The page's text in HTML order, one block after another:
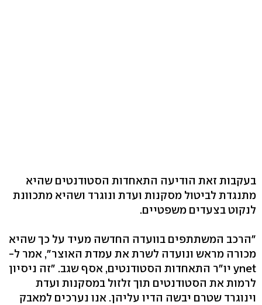
בעקבות זאת הודיעה התאחדות הסטודנטים שהיא
מתנגדת לביטול מסקנות ועדת ונוגרד ושהיא מתכוונת
לנקוט בצעדים משפטיים.
"הרכב המשתתפים בוועדה החדשה מעיד על כך שהיא
מכורה מראש ונועדה לשרת את עמדת האוצר", אמר ל-
ynet יו"ר התאחדות הסטודנטים, אסף שגב. "זה ניסיון
לרמות את הסטודנטים תוך זלזול במסקנות ועדת
וינוגרד שטרם יבשה הדיו עליהן. אנו נערכים למאבק